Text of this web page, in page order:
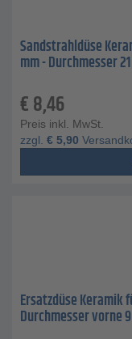
Sandstrahldüse
mm - Durchmesser
€8,46
Preis inkl. MwSt.
zzgl. € 5,90
Ersatzdüse Keramik
Durchmesser vorne